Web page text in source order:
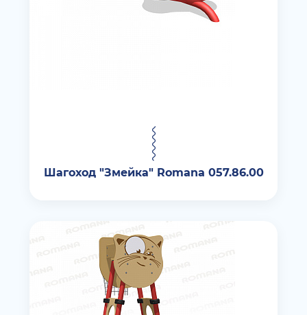
Шагоход "Змейка" Romana 057.86.00